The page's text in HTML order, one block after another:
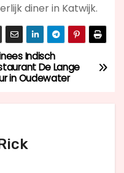
diner in Katwijk.
Indisch
De Lange
in Oudewater